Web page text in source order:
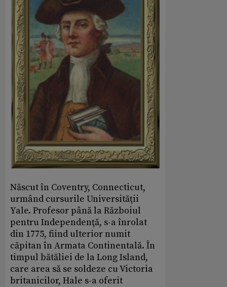
Născut în Coventry, Connecticut,
urmând cursurile Universităţii
Yale. Profesor până la Războiul
pentru Independenţă, s-a înrolat
din 1775, fiind ulterior numit
căpitan în Armata Continentală. În
timpul bătăliei de la Long Island,
care area să se soldeze cu Victoria
britanicilor, Hale s-a oferit